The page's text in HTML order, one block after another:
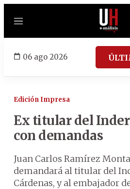
Menú
06 ago 2026
Edición Impresa
Ex titular del
con demandas
Juan Carlos Ramírez
demandará al titular del
Cárdenas, y al embajador